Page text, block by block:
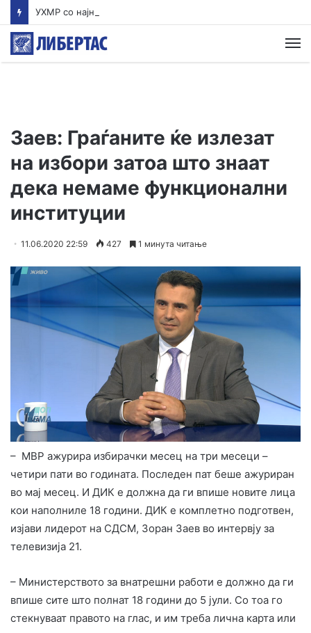
Заев: Граѓаните ќе излезат
на избори затоа што знаат
дека немаме функционални
институции
11.06.2020 22:59 427 1 минута читање
– МВР ажурира избирачки месец на три месеци –
четири пати во годината. Последен пат беше ажуриран
во мај месец. И ДИК е должна да ги впише новите лица
кои наполниле 18 години. ДИК е комплетно подготвен,
изјави лидерот на СДСМ, Зоран Заев во интервју за
телевизија 21.
– Министерството за внатрешни работи е должно да ги
впише сите што полнат 18 години до 5 јули. Со тоа го
стекнуваат правото на глас, и им треба лична карта или